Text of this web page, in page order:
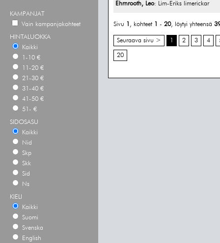
KAMPANJAT
Vain kampanjakohteet
HINTALUOKKA
Kaikki
1-10 €
11-20 €
21-30 €
31-40 €
41-50 €
51- €
SIDOSASU
Kaikki
Nid
Skp
Skk
Sid
Ns
KIELI
Kaikki
Suomi
Svenska
English
Ehrnrooth, Leo: Lim-Eriks limerickar
Sivu 1 , kohteet 1 - 20, löytyi yhteensä
Seuraava sivu > 1 2 3 4
20